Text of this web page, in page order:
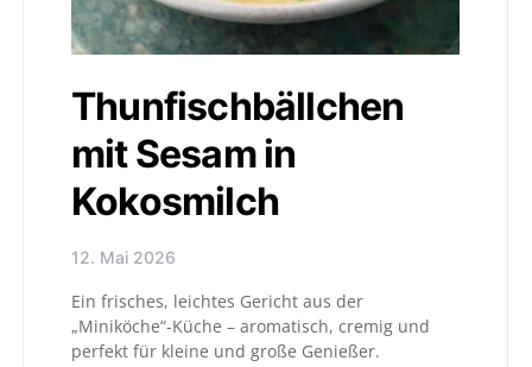
Thunfischbällchen
mit Sesam in
Kokosmilch
12. Mai 2026
Ein frisches, leichtes Gericht aus der
„Miniköche“-Küche – aromatisch, cremig und
perfekt für kleine und große Genießer.